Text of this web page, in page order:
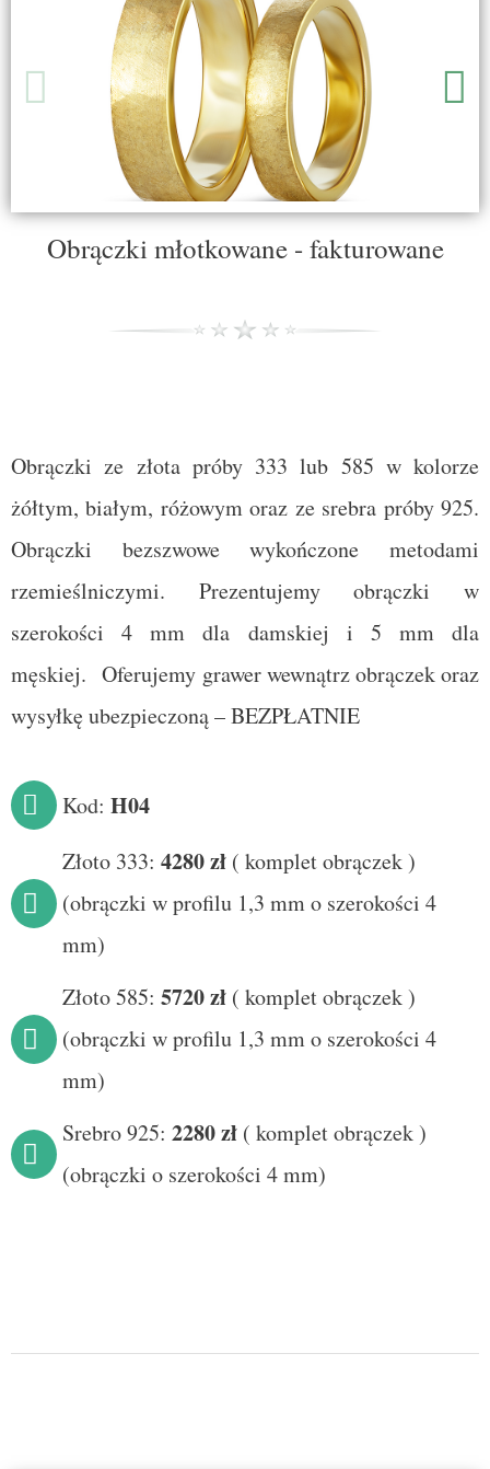
Obrączki młotkowane - fakturowane
Obrączki ze złota próby 333 lub 585 w kolorze
żółtym, białym, różowym oraz ze srebra próby 925.
Obrączki bezszwowe wykończone metodami
rzemieślniczymi. Prezentujemy obrączki w
szerokości 4 mm dla damskiej i 5 mm dla
męskiej. Oferujemy grawer wewnątrz obrączek oraz
wysyłkę ubezpieczoną – BEZPŁATNIE
Kod: H04
Złoto 333: 4280zł ( komplet obrączek)
(obrączki w profilu 1,3 mm o szerokości 4
mm)
Złoto 585: 5720 zł ( komplet obrączek)
(obrączki w profilu 1,3 mm o szerokości 4
mm)
Srebro 925: 2280 zł ( komplet obrączek)
(obrączki o szerokości 4 mm)